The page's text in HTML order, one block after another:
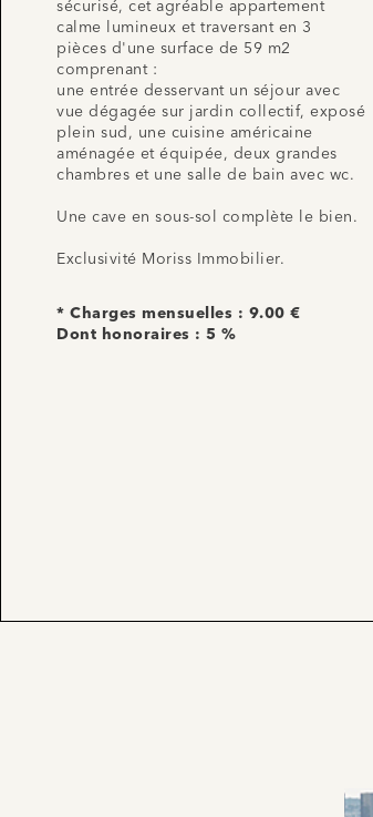
sécurisé, cet agréable appartement
calme lumineux et traversant en 3
pièces d'une surface de 59 m2
comprenant :
une entrée desservant un séjour avec
vue dégagée sur jardin collectif, exposé
plein sud, une cuisine américaine
aménagée et équipée, deux grandes
chambres et une salle de bain avec wc.
Une cave en sous-sol complète le bien.
Exclusivité Moriss Immobilier.
* Charges mensuelles : 9.00 €
Dont honoraires : 5 %